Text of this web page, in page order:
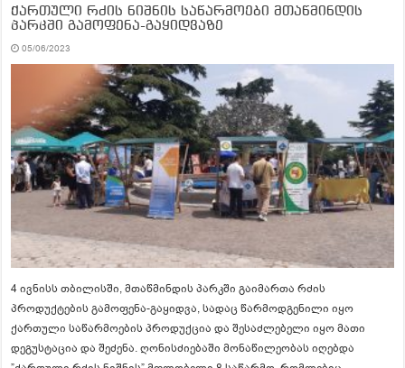
ქართული რძის ნიშნის საწარმოები მთაწმინდის
პარკში გამოფენა-გაყიდვაზე
05/06/2023
4 ივნისს თბილისში, მთაწმინდის პარკში გაიმართა რძის
პროდუქტების გამოფენა-გაყიდვა, სადაც წარმოდგენილი იყო
ქართული საწარმოების პროდუქცია და შესაძლებელი იყო მათი
დეგუსტაცია და შეძენა. ღონისძიებაში მონაწილეობას იღებდა